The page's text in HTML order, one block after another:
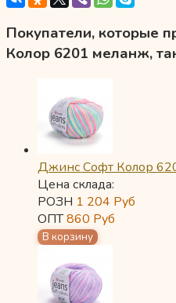
Покупатели, которые
Колор 6201 меланж,
Джинс Софт Колор
Цена склада:
РОЗН 1 204 Руб
ОПТ860 Руб